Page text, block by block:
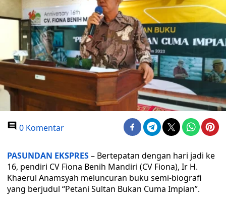
0 Komentar
PASUNDAN EKSPRES– Bertepatan dengan hari jadi ke
16, pendiri CV Fiona Benih Mandiri (CV Fiona), Ir H.
Khaerul Anamsyah meluncuran buku semi-biografi
yang berjudul “Petani Sultan Bukan Cuma Impian”.